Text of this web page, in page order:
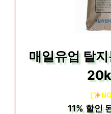
매일유업 탈
[
11%할인